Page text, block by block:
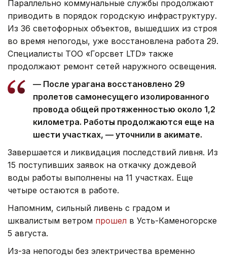
Параллельно коммунальные службы продолжают
приводить в порядок городскую инфраструктуру.
Из 36 светофорных объектов, вышедших из строя
во время непогоды, уже восстановлена работа 29.
Специалисты ТОО «Горсвет LTD» также
продолжают ремонт сетей наружного освещения.
— После урагана восстановлено 29
пролетов самонесущего изолированного
провода общей протяженностью около 1,2
километра. Работы продолжаются еще на
шести участках, — уточнили в акимате.
Завершается и ликвидация последствий ливня. Из
15 поступивших заявок на откачку дождевой
воды работы выполнены на 11 участках. Еще
четыре остаются в работе.
Напомним, сильный ливень с градом и
шквалистым ветром прошел в Усть-Каменогорске
5 августа.
Из-за непогоды без электричества временно